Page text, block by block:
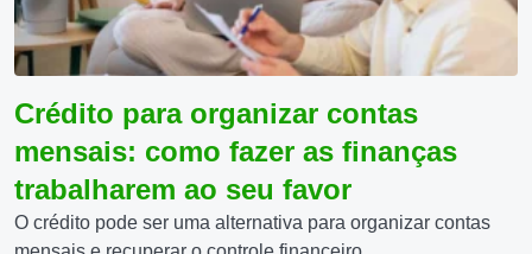
Crédito para organizar contas
mensais: como fazer as finanças
trabalharem ao seu favor
O crédito pode ser uma alternativa para organizar contas